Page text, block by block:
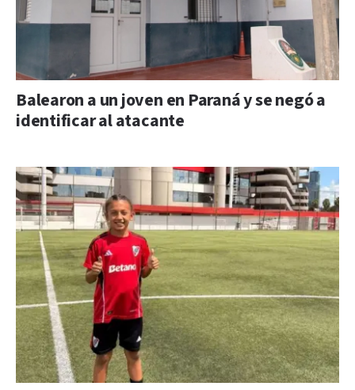
Balearon a un joven en Paraná y se negó a
identificar al atacante